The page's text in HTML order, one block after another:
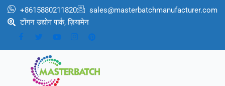
+8615880211820
sales@masterbatchmanufacturer.com
टोंगन उद्योग पार्क, ज़ियामेन